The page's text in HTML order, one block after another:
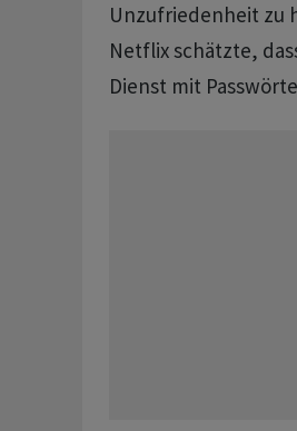
Unzufriedenheit zu
Netflix schätzte,
Dienst mit